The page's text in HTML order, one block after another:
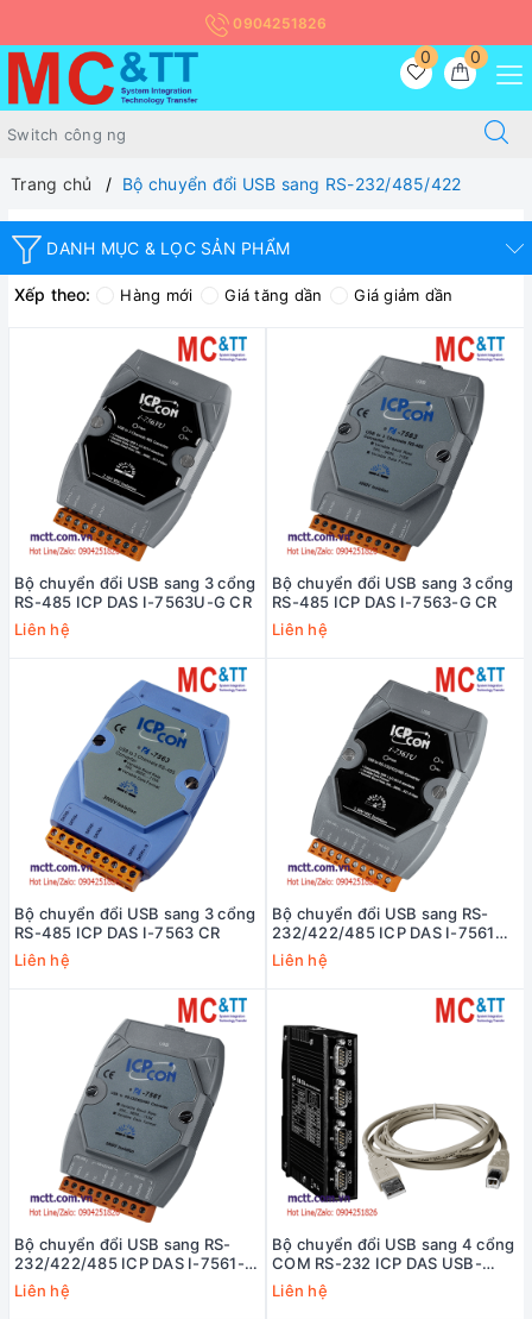
0904251826
0
0
Trang chủ Bộ chuyển đổi USB sang RS-232/485/422
DANH MỤC & LỌC SẢN PHẨM
Xếp theo: Hàng mới Giá tăng dần Giá giảm dần
Bộ chuyển đổi USB sang 3 cổng
RS-485 ICP DAS I-7563U-G CR
Liên hệ
Bộ chuyển đổi USB sang 3 cổng
RS-485 ICP DAS I-7563-G CR
Liên hệ
Bộ chuyển đổi USB sang 3 cổng
RS-485 ICP DAS I-7563 CR
Liên hệ
Bộ chuyển đổi USB sang RS-
232/422/485 ICP DAS I-7561U-
G CR
Liên hệ
Bộ chuyển đổi USB sang RS-
232/422/485 ICP DAS I-7561-G
CR
Liên hệ
Bộ chuyển đổi USB sang 4 cổng
COM RS-232 ICP DAS USB-
2514 CR
Liên hệ